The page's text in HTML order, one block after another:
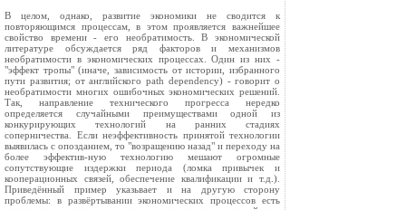
В целом, однако, развитие экономики не сводится к
повторяющимся процессам, в этом проявляется важнейшее
свойство времени - его необратимость. В экономической
литературе обсуждается ряд факторов и механизмов
необратимости в экономических процессах. Один из них -
"эффект тропы" (иначе, зависимость от истории, избранного
пути развития; от английского path dependency) - говорит о
необратимости многих ошибочных экономических решений.
Так, направление технического прогресса нередко
определяется случайными преимуществами одной из
конкурирующих технологий на ранних стадиях
соперничества. Если неэффективность принятой технологии
выявилась с опозданием, то "возращению назад" и переходу на
более эффектив-ную технологию мешают огромные
сопутствующие издержки периода (ломка привычек и
кооперационных связей, обеспечение квалификации и т.д.).
Приведённый пример указьвает и на другую сторону
проблемы: в развёртывании экономических процессов есть